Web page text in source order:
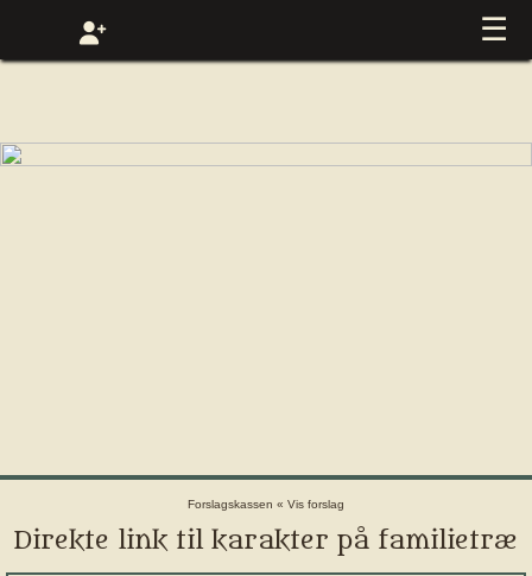
☰
Forslagskassen « Vis forslag
Direkte link til karakter på familietræ